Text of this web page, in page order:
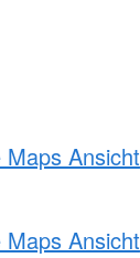
Ansicht
Ansicht